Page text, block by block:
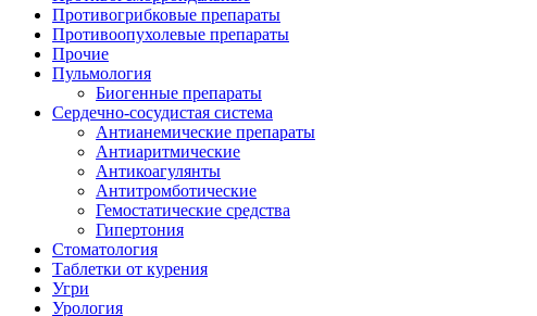
Противогрибковые препараты
Противоопухолевые препараты
Прочие
Пульмология
Биогенные препараты
Сердечно-сосудистая система
Антианемические препараты
Антиаритмические
Антикоагулянты
Антитромботические
Гемостатические средства
Гипертония
Стоматология
Таблетки от курения
Угри
Урология